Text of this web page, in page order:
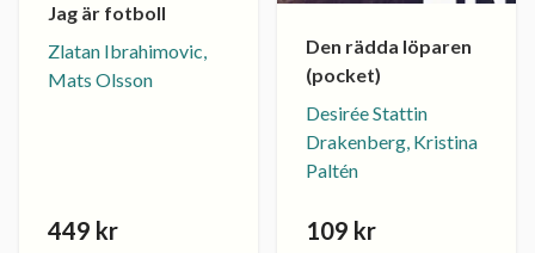
Jag är fotboll
Zlatan Ibrahimovic,
Mats Olsson
449 kr
Den rädda löparen
(pocket)
Desirée Stattin
Drakenberg, Kristina
Paltén
109 kr